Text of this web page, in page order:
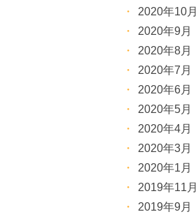
2020年10月
2020年9月
2020年8月
2020年7月
2020年6月
2020年5月
2020年4月
2020年3月
2020年1月
2019年11月
2019年9月